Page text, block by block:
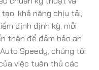
khả năng chịu tải,
định định kỳ, mỗi
thận để đảm bảo an
Speedy, chúng tôi
việc tuân thủ các